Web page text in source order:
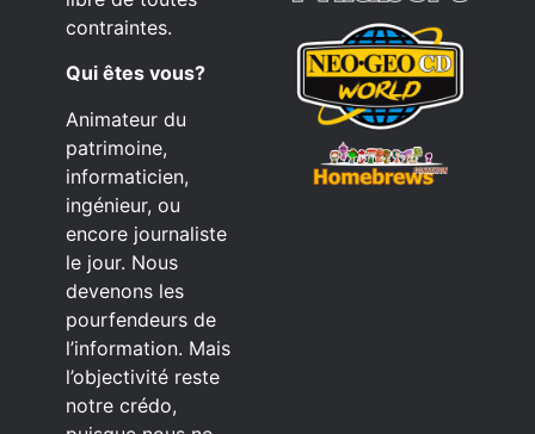
contraintes.
Qui êtes vous?
Animateur du
patrimoine,
informaticien,
ingénieur, ou
encore journaliste
le jour. Nous
devenons les
pourfendeurs de
l’information. Mais
l’objectivité reste
notre crédo,